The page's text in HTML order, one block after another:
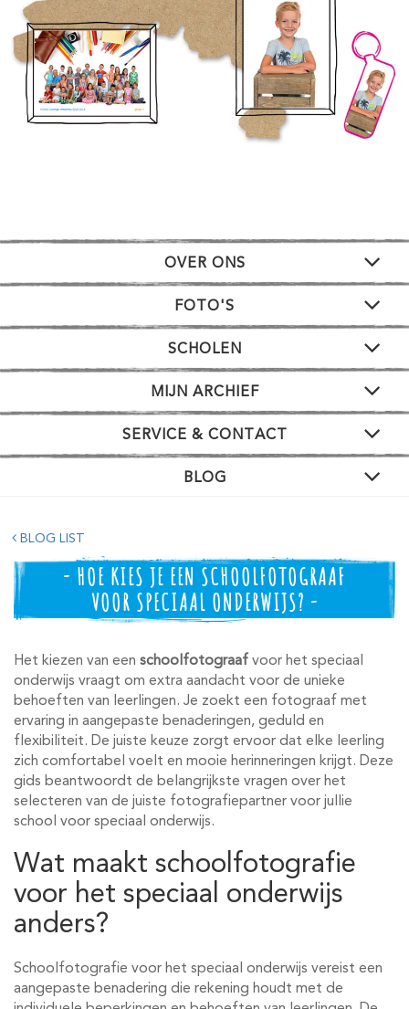
OVER ONS
FOTO'S
SCHOLEN
MIJN ARCHIEF
SERVICE & CONTACT
BLOG
BLOG LIST
- HOE KIES JE EEN SCHOOLFOTOGRAAF
VOOR SPECIAAL ONDERWIJS? -
Het kiezen van een schoolfotograaf voor het speciaal
onderwijs vraagt om extra aandacht voor de unieke
behoeften van leerlingen. Je zoekt een fotograaf met
ervaring in aangepaste benaderingen, geduld en
flexibiliteit. De juiste keuze zorgt ervoor dat elke leerling
zich comfortabel voelt en mooie herinneringen krijgt. Deze
gids beantwoordt de belangrijkste vragen over het
selecteren van de juiste fotografiepartner voor jullie
school voor speciaal onderwijs.
Wat maakt schoolfotografie
voor het speciaal onderwijs
anders?
Schoolfotografie voor het speciaal onderwijs vereist een
aangepaste benadering die rekening houdt met de